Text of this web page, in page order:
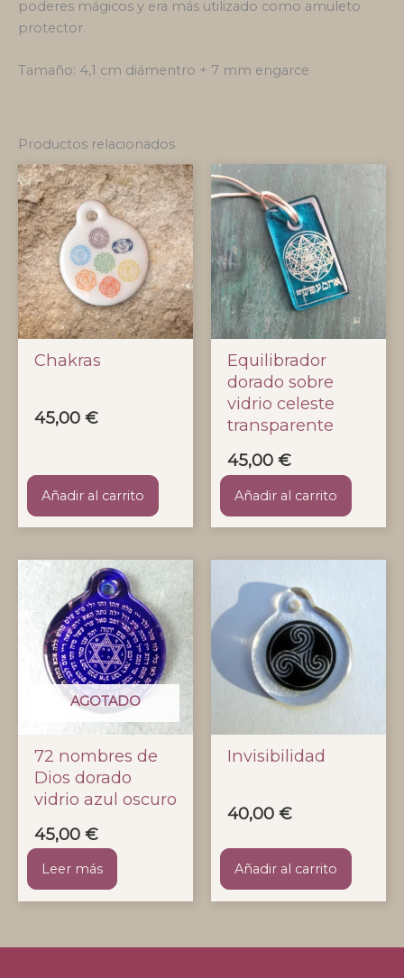
poderes mágicos y era más utilizado como amuleto
protector.
Tamaño: 4,1 cm diámentro + 7 mm engarce
Productos relacionados
Chakras
45,00 €
Añadir al carrito
Equilibrador
dorado sobre
vidrio celeste
transparente
45,00 €
Añadir al carrito
AGOTADO
72 nombres de
Dios dorado
vidrio azul oscuro
45,00 €
Leer más
Invisibilidad
40,00 €
Añadir al carrito